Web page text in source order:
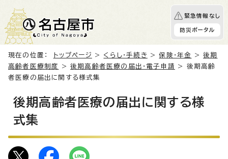
緊急情報なし
防災ポータル
現在の位置： トップページ > くらし・手続き >保険・年金 >後期
高齢者医療制度
>後期高齢者医療の届出・電子申請
> 後期高齢
者医療の届出に関する様式集
後期高齢者医療の届出に関する様
式集